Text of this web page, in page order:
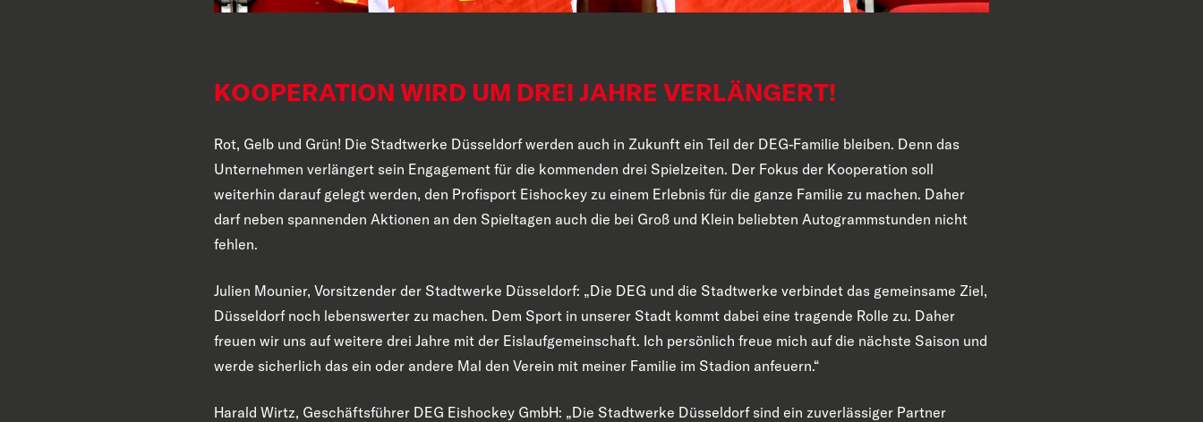
KOOPERATION WIRD UM DREI JAHRE VERLÄNGERT!
Rot, Gelb und Grün! Die Stadtwerke Düsseldorf werden auch in Zukunft ein Teil der DEG-Familie bleiben. Denn das
Unternehmen verlängert sein Engagement für die kommenden drei Spielzeiten. Der Fokus der Kooperation soll
weiterhin darauf gelegt werden, den Profisport Eishockey zu einem Erlebnis für die ganze Familie zu machen. Daher
darf neben spannenden Aktionen an den Spieltagen auch die bei Groß und Klein beliebten Autogrammstunden nicht
fehlen.
Julien Mounier, Vorsitzender der Stadtwerke Düsseldorf: „Die DEG und die Stadtwerke verbindet das gemeinsame Ziel,
Düsseldorf noch lebenswerter zu machen. Dem Sport in unserer Stadt kommt dabei eine tragende Rolle zu. Daher
freuen wir uns auf weitere drei Jahre mit der Eislaufgemeinschaft. Ich persönlich freue mich auf die nächste Saison und
werde sicherlich das ein oder andere Mal den Verein mit meiner Familie im Stadion anfeuern.“
Harald Wirtz, Geschäftsführer DEG Eishockey GmbH: „Die Stadtwerke Düsseldorf sind ein zuverlässiger Partner